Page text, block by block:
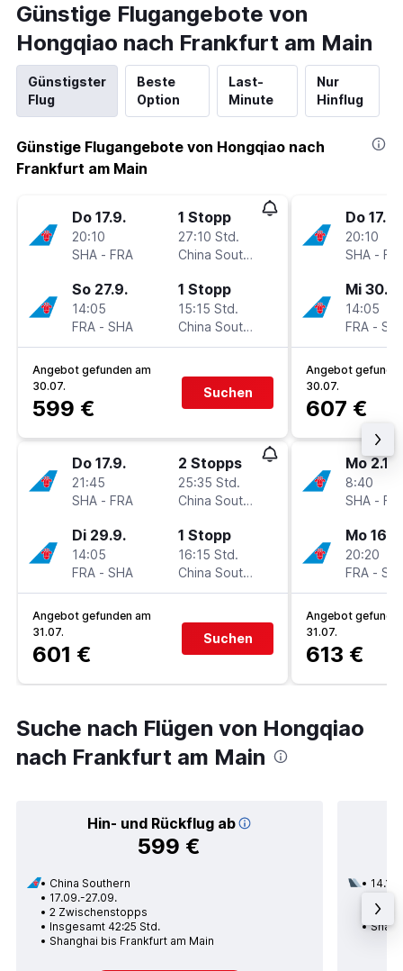
Günstige Flugangebote von
Hongqiao nach Frankfurt am Main
Günstigster
Flug
Beste
Option
Last-
Minute
Nur
Hinflug
Günstige Flugangebote von Hongqiao nach
Frankfurt am Main
Do 17.9.
20:10
SHA - FRA
1 Stopp
27:10 Std.
China Southern
So 27.9.
14:05
FRA - SHA
1 Stopp
15:15 Std.
China Southern
Angebot gefunden am
30.07.
599 €
Suchen
Do 17.9.
21:45
SHA - FRA
2 Stopps
25:35 Std.
China Southern
Di 29.9.
14:05
FRA - SHA
1 Stopp
16:15 Std.
China Southern
Angebot gefunden am
31.07.
601 €
Suchen
Do 17.9.
20:10
SHA -
Mi 30.9.
14:05
FRA -
Angebot
30.07.
607 €
Mo 2.11.
8:40
SHA -
Mo
20:20
FRA -
Angebot
31.07.
613 €
Suche nach Flügen von Hongqiao
nach Frankfurt am Main
Hin- und Rückflug ab
599 €
China Southern
17.09.-27.09.
2 Zwischenstopps
Insgesamt 42:25 Std.
Shanghai bis Frankfurt am Main
14.10.